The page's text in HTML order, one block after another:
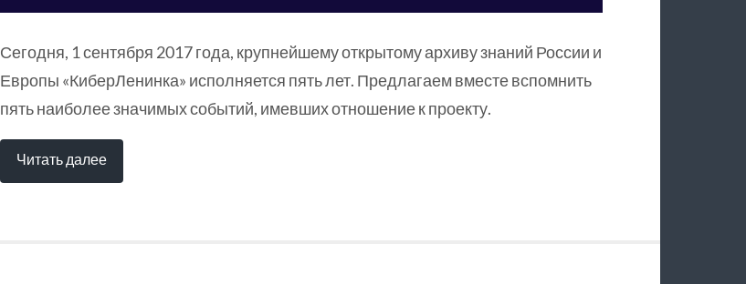
Сегодня, 1 сентября 2017 года, крупнейшему открытому архиву знаний России и
Европы «КиберЛенинка» исполняется пять лет. Предлагаем вместе вспомнить
пять наиболее значимых событий, имевших отношение к проекту.
Читать далее